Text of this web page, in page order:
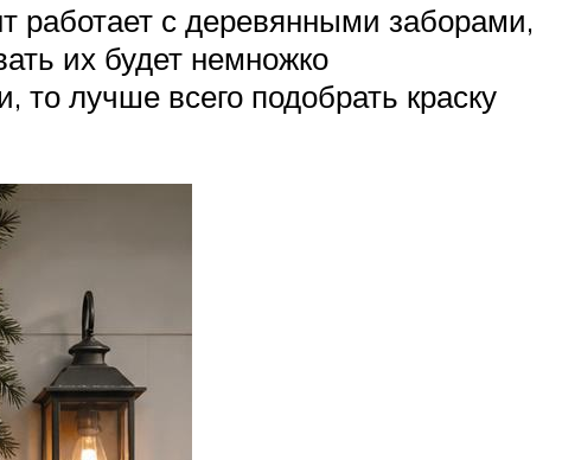
работает с деревянными заборами,
их будет немножко
то лучше всего подобрать краску